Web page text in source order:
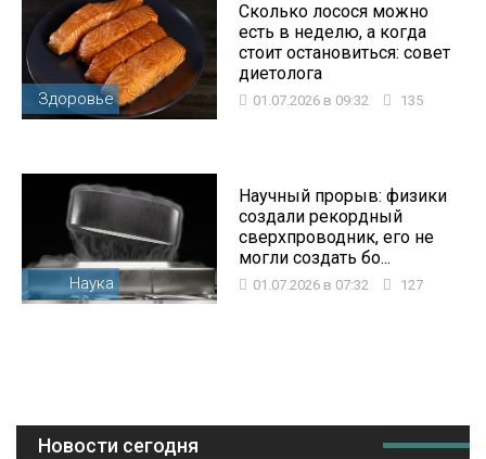
Здоровье
Сколько лосося можно
есть в неделю, а когда
стоит остановиться: совет
диетолога
01.07.2026 в 09:32 135
Наука
Научный прорыв: физики
создали рекордный
сверхпроводник, его не
могли создать бо...
01.07.2026 в 07:32 127
Новости сегодня